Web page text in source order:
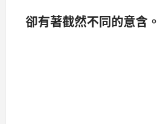
卻有著截然不同的意含。